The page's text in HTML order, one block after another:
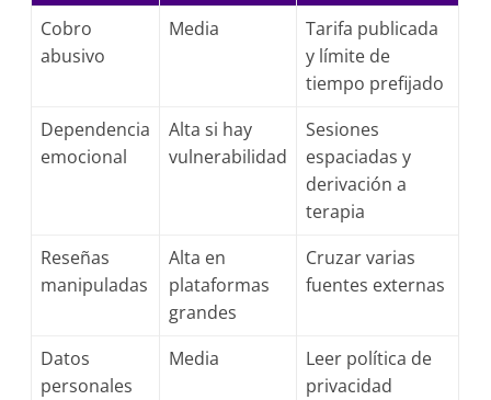
Cobro
abusivo
Media
Tarifa publicada
y límite de
tiempo prefijado
Dependencia
emocional
Alta si hay
vulnerabilidad
Sesiones
espaciadas y
derivación a
terapia
Reseñas
manipuladas
Alta en
plataformas
grandes
Cruzar varias
fuentes externas
Datos
personales
Media
Leer política de
privacidad